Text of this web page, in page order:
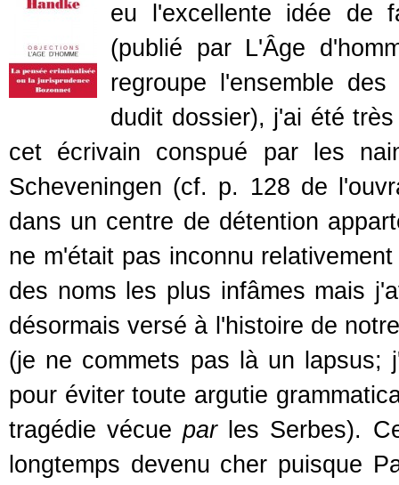
eu l'excellente idée de
(publié par L'Âge
regroupe l'ensemble
dudit dossier), j'ai été
cet écrivain conspué par les
Scheveningen (cf. p. 128 de
dans un centre de détention
ne m'était pas inconnu
des noms les plus infâmes mais
désormais versé à l'histoire de
(je ne commets pas là un lapsus;
pour éviter toute argutie
tragédie vécueparles Serbes).
longtemps devenu cher puisque